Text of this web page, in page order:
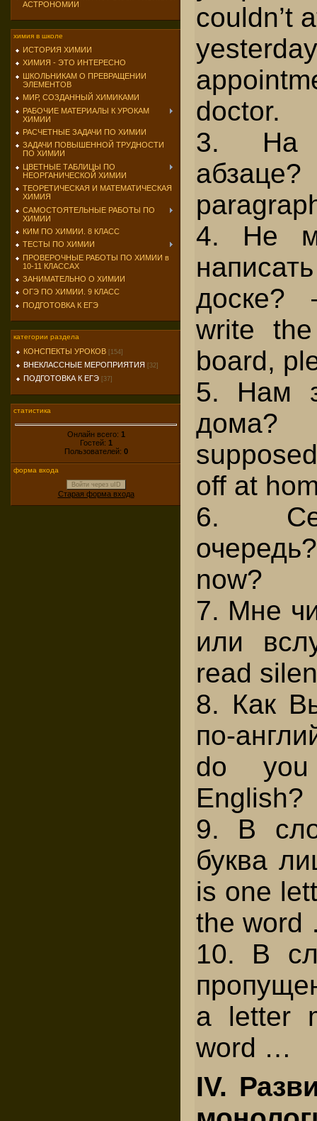
АСТРОНОМИИ
химия в школе
ИСТОРИЯ ХИМИИ
ХИМИЯ - ЭТО ИНТЕРЕСНО
ШКОЛЬНИКАМ О ПРЕВРАЩЕНИИ
ЭЛЕМЕНТОВ
МИР, СОЗДАННЫЙ ХИМИКАМИ
РАБОЧИЕ МАТЕРИАЛЫ К УРОКАМ
ХИМИИ
РАСЧЕТНЫЕ ЗАДАЧИ ПО ХИМИИ
ЗАДАЧИ ПОВЫШЕННОЙ ТРУДНОСТИ
ПО ХИМИИ
ЦВЕТНЫЕ ТАБЛИЦЫ ПО
НЕОРГАНИЧЕСКОЙ ХИМИИ
ТЕОРЕТИЧЕСКАЯ И МАТЕМАТИЧЕСКАЯ
ХИМИЯ
САМОСТОЯТЕЛЬНЫЕ РАБОТЫ ПО
ХИМИИ
КИМ ПО ХИМИИ. 8 КЛАСС
ТЕСТЫ ПО ХИМИИ
ПРОВЕРОЧНЫЕ РАБОТЫ ПО ХИМИИ в
10-11 КЛАССАХ
ЗАНИМАТЕЛЬНО О ХИМИИ
ОГЭ ПО ХИМИИ. 9 КЛАСС
ПОДГОТОВКА К ЕГЭ
категории раздела
КОНСПЕКТЫ УРОКОВ [154]
ВНЕКЛАССНЫЕ МЕРОПРИЯТИЯ [32]
ПОДГОТОВКА К ЕГЭ [37]
статистика
Онлайн всего: 1
Гостей: 1
Пользователей: 0
форма входа
Войти через uID
Старая форма входа
couldn’t
doctor.
3. На
4. Не
доске?
write
board,
5. Нам
off at
6.
now?
7. Мне
или
read
8. Как
по-
do
English?
9. В
буква
is one
the
10. В
a letter
word …
IV.